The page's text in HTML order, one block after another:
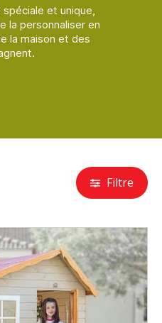
et unique,
la personnaliser en
la maison et des
Filtre